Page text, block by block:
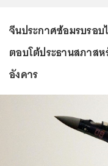
จีนประกาศซ้อมรบรอ
ตอบโต้ประธานสภาสห
อังคาร